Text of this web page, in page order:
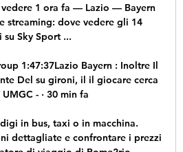
convenienti, ritiro e consegna a domicilio inclusi nel prezzo.

SUPERCOPPA ATALANTA – FIORENTINA – Atalanta e Fiorentina sono una di fronte all’altra nel nuovissimo e lussosissimo Gewiss Stadium di Bergamo per la Supercoppa Primavera. Una partita praticamente a senso unico dal primo all’ultimo minuto, in cui ad avere la meglio sono i bergamaschi

METEO L'Aquila ☀ PREVISIONI del tempo per L'Aquila, temperature, precipitazioni, venti, irraggiamento solare, inquinamento dell'aria. CONTROLLA ORA la tua città con le immagini delle webcam in tempo reale, i video e le foto dei Reporter. Meteorologi Certificati.

Penultimo posto in classifica, tre punti conquistati, proprio in casa contro il Cerignola, e un derby da dentro o fuori: per il Nardò il match contro il Brindisi vuol dire più dei tre punti da portare a …

Scopri le formazioni, i commenti sulla partita e tutte le ultime notizie su Palermo - Spezia. Segui la diretta live di Palermo - Spezia su Yahoo Eurosport. Scopri le formazioni, i commenti sulla partita e tutte le ultime notizie su Palermo - Spezia. Home.. Fermana. 1. Risultato Finale.

Lazio-Bayern Monaco: le probabili formazioni e dove 1 giorno fa — Lazio-Bayern Monaco: le probabili formazioni e dove vedere la partita di Champions League in tv e in diretta streaming. All'Olimpico l'andata ...

Su Leggo.it la diretta, minuto per minuto, della prima puntata del Festival di Sanremo 2019. Sanremo 2019 ascolti tv prima puntata. Male la prima: 49,5% di share, nel 2018 Baglioni...

Con il volo Atene-Pechino e il successivo trasferimento a Shenyang, la Nazionale è arrivata in Cina nel corso della nottata italiana (prima mattina cinese). Ad accogliere la squadra, all’arrivo nell’aeroporto del capoluogo della Manciuria, oltre ad un folto gruppo di tifosi con bandiere cinesi e gigantografie dei giocatori Azzurri, anche.

Come vedere Lazio-Bayern Monaco su Amazon Prime Video 13 ore fa — Diretta Lazio Bayern Monaco in streaming Lazio-Bayern Monaco, dove vederla in diretta tv e 14.02.2024 Guarda online 4 giorni fa — Ecco dove ...

Si è conclusa nella mattinata di venerdì un’attività d’indagine condotta dai Carabinieri della Stazione di Roccella Valdemone. I Carabinieri della locale Stazione già a novembre del 2013 avevano avviato una seria attività di indagine finalizzata ad individuare gli autori di alcuni furti in abitazione avvenuti ai danni dei cittadini del.

Lavoro. Tajani: “Il comune segue con attenzione la situazione dei lavoratori Auchan” Milano, 30 ottobre 2019 – “Voglio esprimere, come cittadina e rappresentante dell’Amministrazione milanese, la mia vicinanza e attenzione alla situazi...

Lazio-Bayern Monaco: probabili formazioni, dove vederla 1 giorno fa — Lazio-Bayern Monaco, formazioni e dove vedere la partita in diretta tv e streaming. Andata degli ottavi di finale all'Olimpico di Roma: i ...

Nell'ambito del mercato della consulenza dello sport marketing, tra due principali competitors quali RCS Sport e Infront, troviamo realtà che sono riuscite ad emergere nonostante il periodo economico non favorevole, tra queste in particolare Master Group Sport.

È stato designato Alberto Santoro di Messina, con l’assistenza di Massimiliano Magri di Imperiae Claudio Gualtieri di Asti, per dirigere la gara PORDENONE-GIANA ERMINIO, in programma domenica 28 aprile alle ore 18.30 e valida per la 37ª giornata di campionato.

Giocatore Squadra Pres. Gol Rig Quota; 1: Mbaye Diagne: Galatasaray: 29: 30: 12: 1,03: 2: Vedat Muriqi: Çaykur Rizespor: 34: 17: 3: 0,5: 3: Burak Yılmaz: Besiktas.

Federico Casarin (Mestre, 22 settembre 1966) è un cestista e dirigente sportivo italiano, guardia della Pallacanestro Mirano e dal 30 giugno 2015, presidente della Reyer Venezia Mestre. Carriera Giocatore. Ha esordito in Serie A1 con la Lebole Mestre nel campionato 1982-83. Nel 1985 è …

Stade Lausanne-Ouchy. W D W W W. Gara Coppa Schweizer Data 12 ago